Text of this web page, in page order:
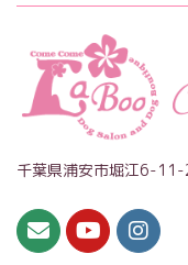
千葉県浦安市堀江6-